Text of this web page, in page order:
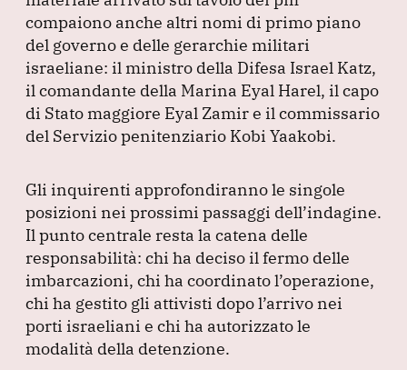
compaiono anche altri nomi di primo piano
del governo e delle gerarchie militari
israeliane: il ministro della Difesa Israel Katz,
il comandante della Marina Eyal Harel, il capo
di Stato maggiore Eyal Zamir e il commissario
del Servizio penitenziario Kobi Yaakobi.
Gli inquirenti approfondiranno le singole
posizioni nei prossimi passaggi dell’indagine.
Il punto centrale resta la catena delle
responsabilità: chi ha deciso il fermo delle
imbarcazioni, chi ha coordinato l’operazione,
chi ha gestito gli attivisti dopo l’arrivo nei
porti israeliani e chi ha autorizzato le
modalità della detenzione.